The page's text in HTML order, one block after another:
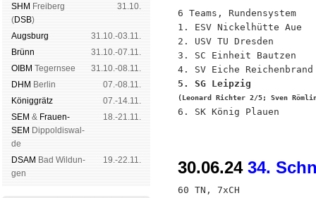
SHM Frei­berg
(DSB)
31.10.
Augs­burg
31.10.-03.11.
Brünn
31.10.-07.11.
OIBM Tegern­see
31.10.-08.11.
DHM Ber­lin
07.-08.11.
König­grätz
07.-14.11.
SEM & Frauen-
SEM Dip­pol­dis­wal­
de
18.-21.11.
DSAM Bad Wil­dun­
gen
19.-22.11.
6 Teams, Rundensystem
1. ESV Nickelhütte Aue
2. USV TU Dresden
3. SC Einheit Bautzen
5. SG Leipzig
(Leonard Richter 2/5; Sven
30.06.24 34.
60 TN, 7xCH